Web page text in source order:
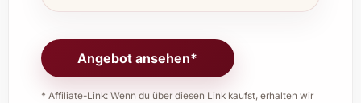
Angebot ansehen*
* Affiliate-Link: Wenn du über diesen Link kaufst, erhalten wir